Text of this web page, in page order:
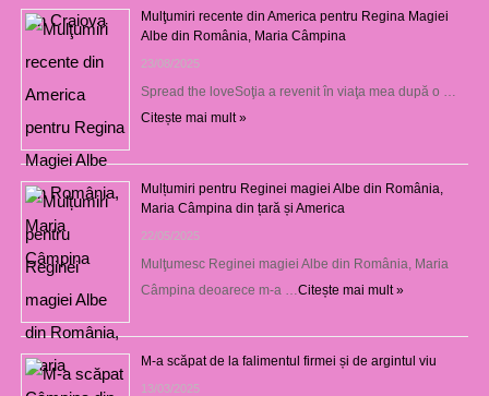
Mulţumiri recente din America pentru Regina Magiei
Albe din România, Maria Câmpina
23/08/2025
Spread the loveSoţia a revenit în viaţa mea după o …
Citește mai mult »
Mulțumiri pentru Reginei magiei Albe din România,
Maria Câmpina din țară și America
22/05/2025
Mulţumesc Reginei magiei Albe din România, Maria
Câmpina deoarece m-a … Citește mai mult »
M-a scăpat de la falimentul firmei și de argintul viu
13/03/2025